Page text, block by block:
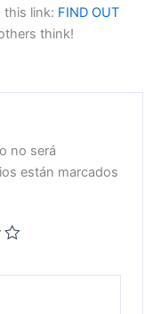
this link: FIND OUT
think!
no será
están marcados